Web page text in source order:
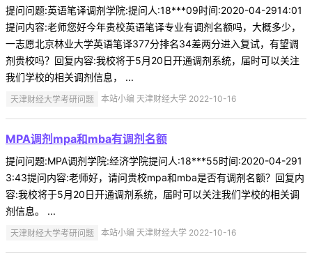
提问问题:英语笔译调剂学院:提问人:18***09时间:2020-04-2914:01
提问内容:老师您好今年贵校英语笔译专业有调剂名额吗，大概多少，
一志愿北京林业大学英语笔译377分排名34差两分进入复试，有望调
剂贵校吗？回复内容:我校将于5月20日开通调剂系统，届时可以关注
我们学校的相关调剂信息， ...
天津财经大学考研问题 本站小编 天津财经大学 2022-10-16
MPA调剂mpa和mba有调剂名额
提问问题:MPA调剂学院:经济学院提问人:18***55时间:2020-04-291
3:43提问内容:老师好，请问贵校mpa和mba是否有调剂名额？回复内
容:我校将于5月20日开通调剂系统，届时可以关注我们学校的相关调
剂信息。 ...
天津财经大学考研问题 本站小编 天津财经大学 2022-10-16